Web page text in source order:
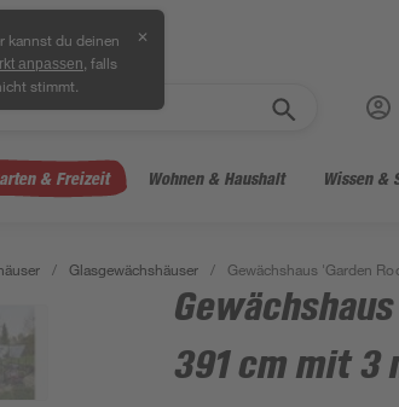
kannst du deinen
anpassen , falls
stimmt.
✕
& Freizeit Wohnen & Haushalt Wissen &
/ Glasgewächshäuser / Gewächshaus 'Garden
391 cm mit 3